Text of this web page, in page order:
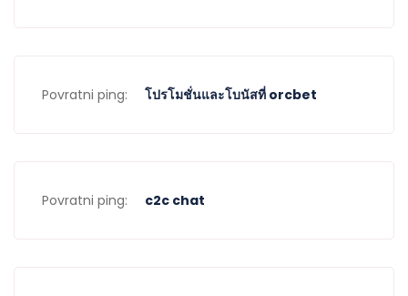
Povratni ping: โปรโมชั่นและโบนัสที่ orcbet
Povratni ping: c2c chat